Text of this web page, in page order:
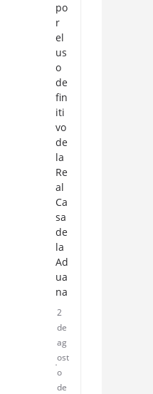
po
r
el
us
o
de
fin
iti
vo
de
la
Re
al
Ca
sa
de
la
Ad
ua
na
2
de
ag
ost
o
de